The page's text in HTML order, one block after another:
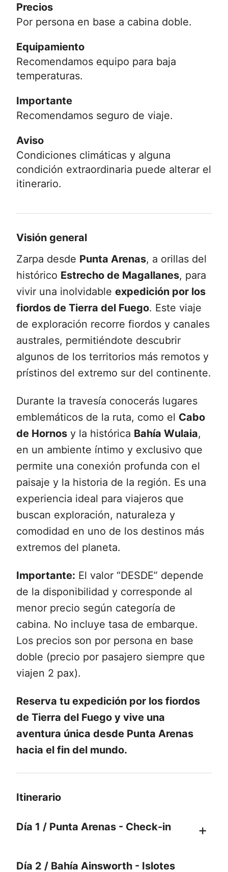
Precios
Por persona en base a cabina doble.
Equipamiento
Recomendamos equipo para baja
temperaturas.
Importante
Recomendamos seguro de viaje.
Aviso
Condiciones climáticas y alguna
condición extraordinaria puede alterar el
itinerario.
Visión general
Zarpa desde Punta Arenas, a orillas del
histórico Estrecho de Magallanes, para
vivir una inolvidable expedición por los
fiordos de Tierra del Fuego. Este viaje
de exploración recorre fiordos y canales
australes, permitiéndote descubrir
algunos de los territorios más remotos y
prístinos del extremo sur del continente.
Durante la travesía conocerás lugares
emblemáticos de la ruta, como el Cabo
de Hornos y la histórica Bahía Wulaia,
en un ambiente íntimo y exclusivo que
permite una conexión profunda con el
paisaje y la historia de la región. Es una
experiencia ideal para viajeros que
buscan exploración, naturaleza y
comodidad en uno de los destinos más
extremos del planeta.
Importante: El valor “DESDE” depende
de la disponibilidad y corresponde al
menor precio según categoría de
cabina. No incluye tasa de embarque.
Los precios son por persona en base
doble (precio por pasajero siempre que
viajen 2 pax).
Reserva tu expedición por los fiordos
de Tierra del Fuego y vive una
aventura única desde Punta Arenas
hacia el fin del mundo.
Itinerario
Día 1 / Punta Arenas - Check-in
Día 2 / Bahía Ainsworth - Islotes